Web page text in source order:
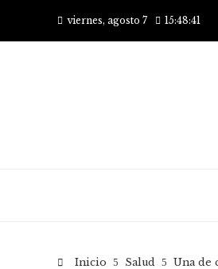
viernes, agosto 7 15:48:41
Inicio Salud Una de